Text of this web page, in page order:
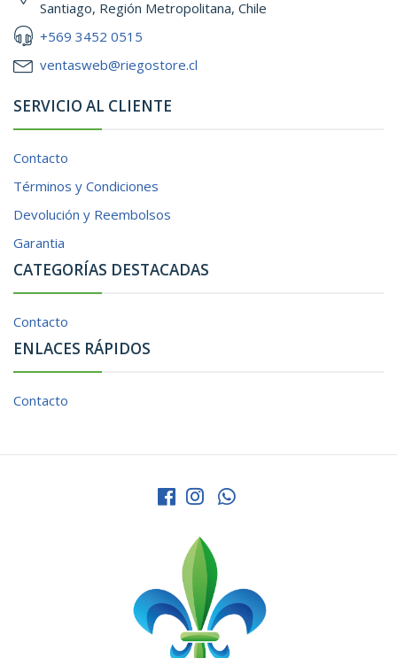
Santiago, Región Metropolitana, Chile
+569 3452 0515
ventasweb@riegostore.cl
SERVICIO AL CLIENTE
Contacto
Términos y Condiciones
Devolución y Reembolsos
Garantia
CATEGORÍAS DESTACADAS
Contacto
ENLACES RÁPIDOS
Contacto